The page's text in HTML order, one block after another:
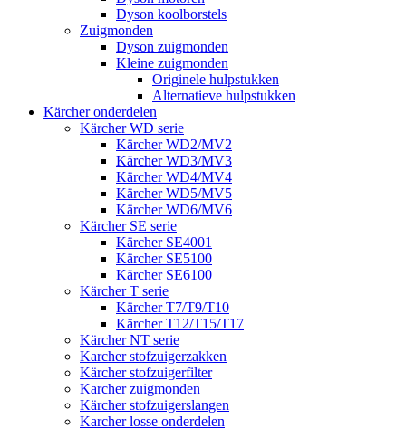
Dyson koolborstels
Zuigmonden
Dyson zuigmonden
Kleine zuigmonden
Originele hulpstukken
Alternatieve hulpstukken
Kärcher onderdelen
Kärcher WD serie
Kärcher WD2/MV2
Kärcher WD3/MV3
Kärcher WD4/MV4
Kärcher WD5/MV5
Kärcher WD6/MV6
Kärcher SE serie
Kärcher SE4001
Kärcher SE5100
Kärcher SE6100
Kärcher T serie
Kärcher T7/T9/T10
Kärcher T12/T15/T17
Kärcher NT serie
Karcher stofzuigerzakken
Kärcher stofzuigerfilter
Karcher zuigmonden
Kärcher stofzuigerslangen
Karcher losse onderdelen